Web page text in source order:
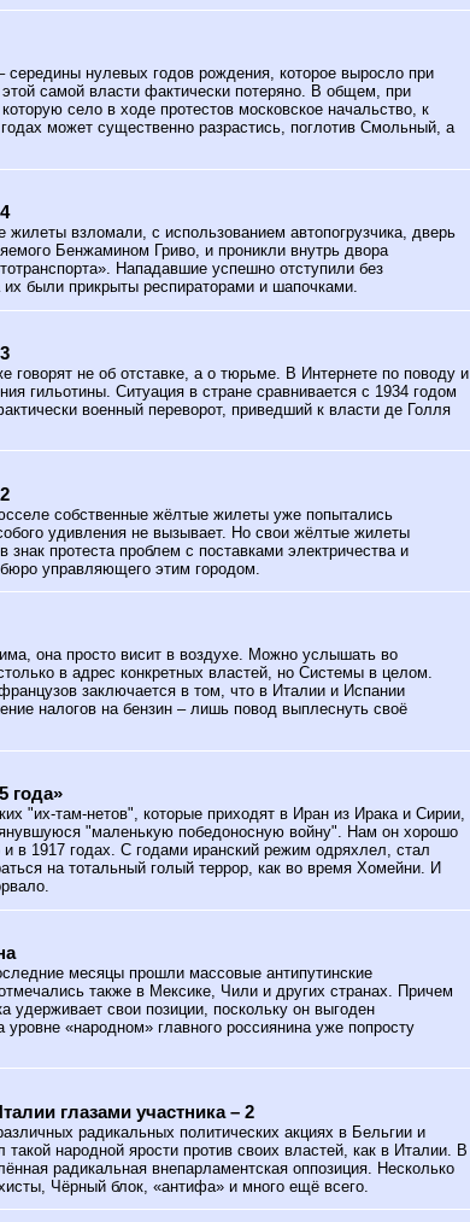
середины нулевых годов рождения, которое выросло при
самой власти фактически потеряно. В общем, при
село в ходе протестов московское начальство, к
может существенно разрастись, поглотив Смольный, а
жилеты взломали, с использованием автопогрузчика, дверь
Бенжамином Гриво, и проникли внутрь двора
Нападавшие успешно отступили без
были прикрыты респираторами и шапочками.
говорят не об отставке, а о тюрьме. В Интернете по поводу и
гильотины. Ситуация в стране сравнивается с 1934 годом
военный переворот, приведший к власти де Голля
собственные жёлтые жилеты уже попытались
удивления не вызывает. Но свои жёлтые жилеты
протеста проблем с поставками электричества и
управляющего этим городом.
она просто висит в воздухе. Можно услышать во
в адрес конкретных властей, но Системы в целом.
заключается в том, что в Италии и Испании
налогов на бензин – лишь повод выплеснуть своё
года»
"их-там-нетов", которые приходят в Иран из Ирака и Сирии,
"маленькую победоносную войну". Нам он хорошо
в 1917 годах. С годами иранский режим одряхлел, стал
на тотальный голый террор, как во время Хомейни. И
месяцы прошли массовые антипутинские
также в Мексике, Чили и других странах. Причем
удерживает свои позиции, поскольку он выгоден
«народном» главного россиянина уже попросту
глазами участника – 2
радикальных политических акциях в Бельгии и
народной ярости против своих властей, как в Италии. В
радикальная внепарламентская оппозиция. Несколько
Чёрный блок, «антифа» и много ещё всего.